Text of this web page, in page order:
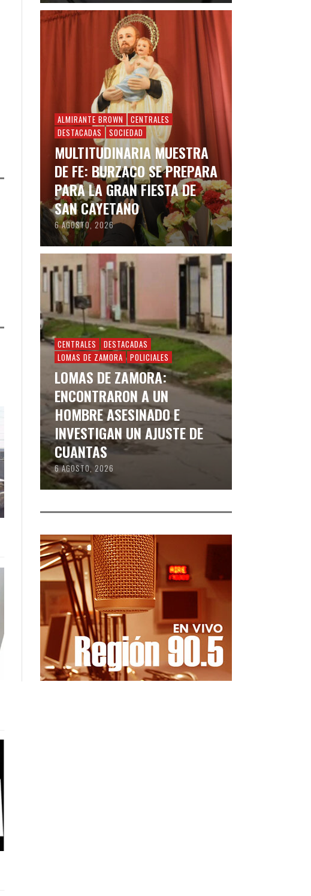
ALMIRANTE BROWN
CENTRALES
DESTACADAS
SOCIEDAD
MULTITUDINARIA MUESTRA
DE FE: BURZACO SE PREPARA
PARA LA GRAN FIESTA DE
SAN CAYETANO
6 AGOSTO, 2026
CENTRALES
DESTACADAS
LOMAS DE ZAMORA
POLICIALES
LOMAS DE ZAMORA:
ENCONTRARON A UN
HOMBRE ASESINADO E
INVESTIGAN UN AJUSTE DE
CUANTAS
6 AGOSTO, 2026